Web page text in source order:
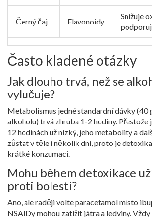
Černý čaj Flavonoidy
Snižuje
Často kladené otázky
Jak dlouho trvá, než se
vylučuje?
Metabolismus jedné standardní dávky (40
alkoholu) trvá zhruba 1-2 hodiny. Přestože
12 hodinách už nízký, jeho metabolity a
zůstat v těle i několik dní, proto je
krátké konzumaci.
Mohu během detoxikace
proti bolesti?
Ano, ale raději volte paracetamol místo
NSAIDy mohou zatížit játra a ledviny. Vždy